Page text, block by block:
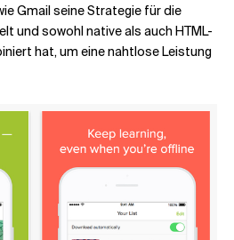
Gmail seine Strategie für die
und sowohl native als auch HTML-
hat, um eine nahtlose Leistung